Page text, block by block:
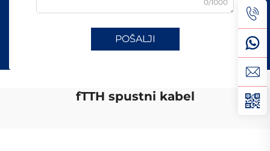
0/1000
POŠALJI
fTTH spustni kabel